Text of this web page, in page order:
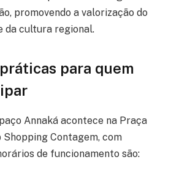
promovendo a valorização do
da cultura regional.
para quem
Annaká acontece na Praça
Contagem, com
de funcionamento são: